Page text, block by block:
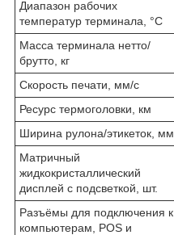
Диапазон рабочих
температур терминала, °С
Масса терминала нетто/
брутто, кг
Скорость печати, мм/с
Ресурс термоголовки, км
Ширина рулона/этикеток, мм
Матричный
жидкокристаллический
дисплей с подсветкой, шт.
Разъёмы для подключения к
компьютерам, POS и